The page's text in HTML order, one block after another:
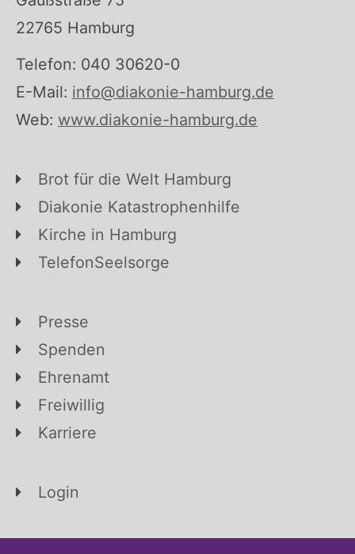
22765 Hamburg
Telefon: 040 30620-0
E-Mail: info@diakonie-hamburg.de
Web: www.diakonie-hamburg.de
Brot für die Welt Hamburg
Diakonie Katastrophenhilfe
Kirche in Hamburg
TelefonSeelsorge
Presse
Spenden
Ehrenamt
Freiwillig
Karriere
Login